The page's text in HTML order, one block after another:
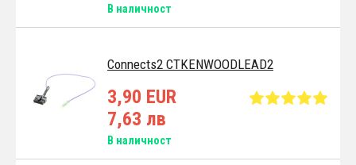
В наличност
Connects2 CTKENWOODLEAD2
3,90 EUR
7,63 лв
В наличност